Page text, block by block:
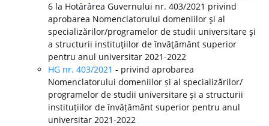
6 la Hotărârea Guvernului nr. 403/2021 privind
aprobarea Nomenclatorului domeniilor şi al
specializărilor/programelor de studii universitare şi
a structurii instituţiilor de învăţământ superior
pentru anul universitar 2021-2022
HG nr. 403/2021 - privind aprobarea
Nomenclatorului domeniilor și al specializărilor/
programelor de studii universitare și a structurii
instituțiilor de învățământ superior pentru anul
universitar 2021-2022